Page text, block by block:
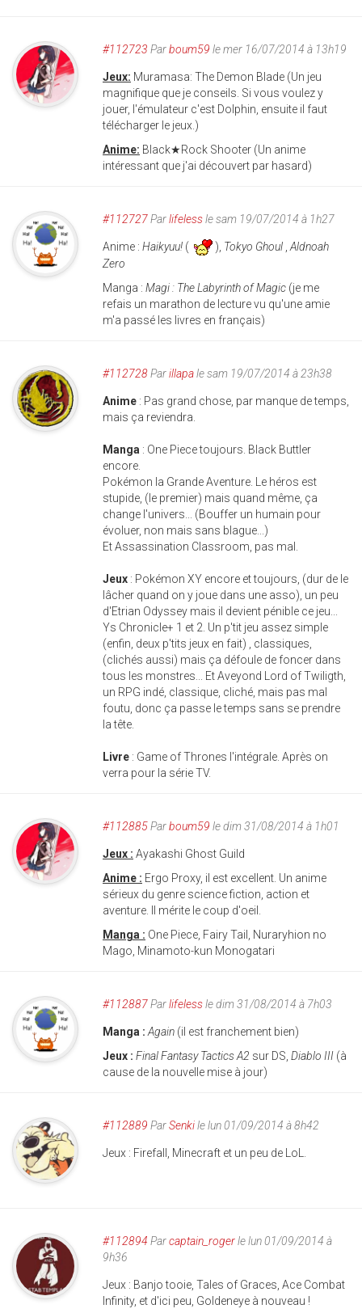
#112723 Parboum59 le mer 16/07/2014 à 13h19
Jeux: Muramasa: The Demon Blade (Un jeu
magnifique que je conseils. Si vous voulez y
jouer, l'émulateur c'est Dolphin, ensuite il faut
télécharger le jeux.)
Anime: Black★Rock Shooter (Un anime
intéressant que j'ai découvert par hasard)
#112727Parlifelessle sam 19/07/2014 à 1h27
Anime : Haikyuu! ( ), Tokyo Ghoul Aldnoah
Zero
Manga : Magi : The Labyrinth of Magic (je me
refais un marathon de lecture vu qu'une amie
m'a passé les livres en français)
#112728Parillapale sam 19/07/2014 à 23h38
Anime : Pas grand chose, par manque de temps,
mais ça reviendra.
Manga : One Piece toujours. Black Buttler
encore.
Pokémon la Grande Aventure. Le héros est
stupide, (le premier) mais quand même, ça
change l'univers... (Bouffer un humain pour
évoluer, non mais sans blague...)
Et Assassination Classroom, pas mal.
Jeux : Pokémon XY encore et toujours, (dur de le
lâcher quand on y joue dans une asso), un peu
d'Etrian Odyssey mais il devient pénible ce jeu...
Ys Chronicle+ 1 et 2. Un p'tit jeu assez simple
(enfin, deux p'tits jeux en fait) , classiques,
(clichés aussi) mais ça défoule de foncer dans
tous les monstres... Et Aveyond Lord of Twiligth,
un RPG indé, classique, cliché, mais pas mal
foutu, donc ça passe le temps sans se prendre
la tête.
Livre : Game of Thrones l'intégrale. Après on
verra pour la série TV.
#112885Parboum59 le dim 31/08/2014 à 1h01
Jeux : Ayakashi Ghost Guild
Anime : Ergo Proxy, il est excellent. Un anime
sérieux du genre science fiction, action et
aventure. Il mérite le coup d'oeil.
Manga : One Piece, Fairy Tail, Nuraryhion no
Mago, Minamoto-kun Monogatari
#112887Parlifelessle dim 31/08/2014 à 7h03
Manga : Again (il est franchement bien)
Jeux : Final Fantasy Tactics A2 sur DS, Diablo III (à
cause de la nouvelle mise à jour)
#112889 ParSenkile lun 01/09/2014 à 8h42
Jeux : Firefall, Minecraft et un peu de LoL.
#112894 Parcaptain_rogerle lun 01/09/2014 à
9h36
Jeux : Banjo tooie, Tales of Graces, Ace Combat
Infinity, et d'ici peu, Goldeneye à nouveau !